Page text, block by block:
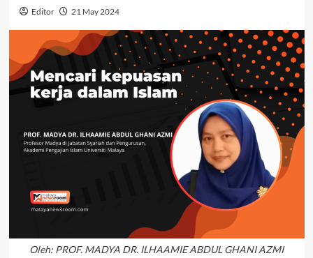
Editor 21 May 2024
Oleh: PROF. MADYA DR. ILHAAMIE ABDUL GHANI AZMI